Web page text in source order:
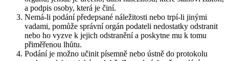
a podpis osoby, která je činí.
Nemá-li podání předepsané náležitosti nebo trpí-li jinými
vadami, pomůže správní orgán podateli nedostatky odstranit
nebo ho vyzve k jejich odstranění a poskytne mu k tomu
přiměřenou lhůtu.
Podání je možno učinit písemně nebo ústně do protokolu